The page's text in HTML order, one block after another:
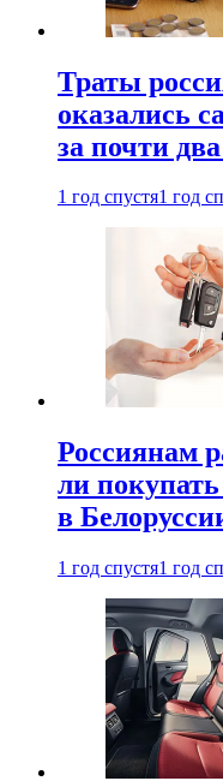
Траты
оказались
за почти два
1 год спустя1 год
Россиянам
ли
в
1 год спустя1 год